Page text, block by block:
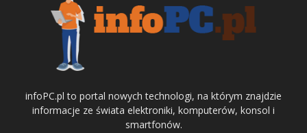
infoPC.pl to portal nowych technologi, na którym znajdzie
informacje ze świata elektroniki, komputerów, konsol i
smartfonów.